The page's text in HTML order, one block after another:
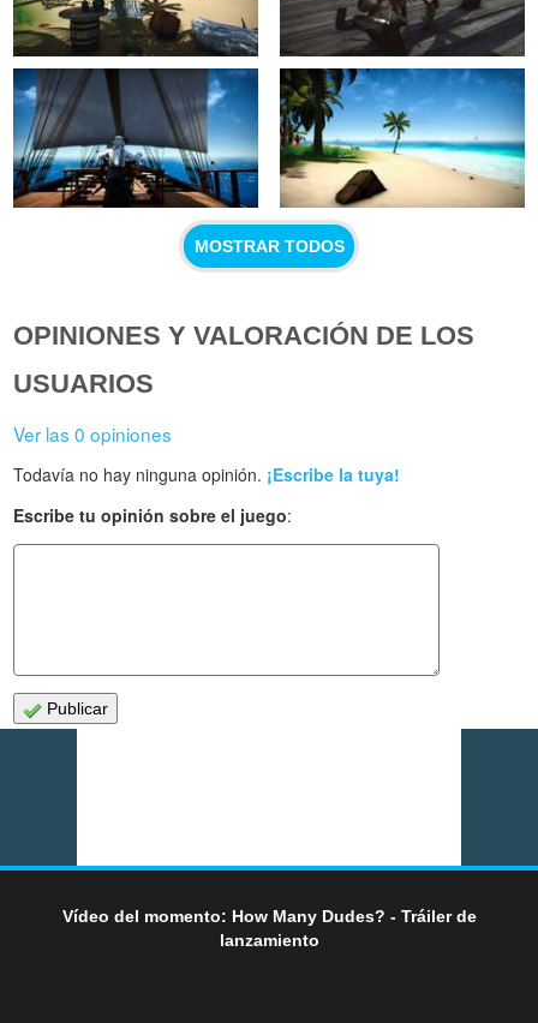
MOSTRAR TODOS
OPINIONES Y VALORACIÓN DE LOS
USUARIOS
Ver las 0 opiniones
Todavía no hay ninguna opinión. ¡Escribe la tuya!
Escribe tu opinión sobre el juego:
Publicar
Vídeo del momento: How Many Dudes? - Tráiler de
lanzamiento